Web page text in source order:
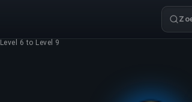
Level 6 to Level 9